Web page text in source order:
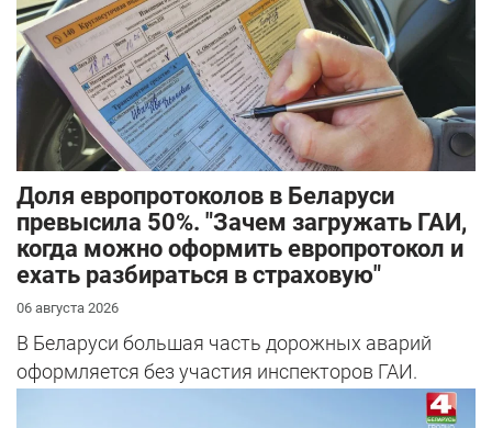
Доля европротоколов в Беларуси
превысила 50%. "Зачем загружать ГАИ,
когда можно оформить европротокол и
ехать разбираться в страховую"
06 августа 2026
В Беларуси большая часть дорожных аварий
оформляется без участия инспекторов ГАИ.